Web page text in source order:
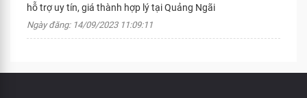
hỗ trợ uy tín, giá thành hợp lý tại Quảng Ngãi
Ngày đăng: 14/09/2023 11:09:11